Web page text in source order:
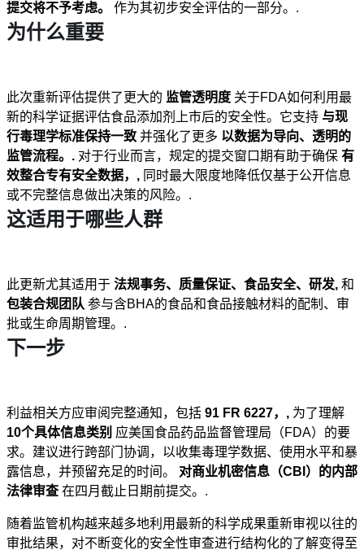
提交将不予考虑。
作为其初步安全评估的一部分。.
为什么重要
此次重新评估提供了更大的 监管透明度 关于FDA如何利用最
新的科学证据评估食品添加剂上市后的安全性。它支持 与现
行毒理学标准保持一致 并强化了更多 以数据为导向、透明的
监管流程。. 对于行业而言，规定的提交窗口期有助于确保 有
效整合专有安全数据，, 同时最大限度地降低仅基于公开信息
或不完整信息做出决策的风险。.
这适用于哪些人群
此更新尤其适用于 法规事务、质量保证、食品安全、研发, 和
包装合规团队 参与含BHA的食品和食品接触材料的配制、审
批或生命周期管理。.
下一步
利益相关方应审阅完整通知，包括 91 FR 6227，, 为了理解
10个具体信息类别 应美国食品药品监督管理局（FDA）的要
求。建议进行跨部门协调，以收集毒理学数据、使用水平和暴
露信息，并预留充足的时间。 对商业机密信息（CBI）的内部
法律审查 在四月截止日期前提交。.
随着监管机构越来越多地利用最新的科学成果重新审视以往的
审批结果，对不断变化的安全性审查进行结构化的了解变得至